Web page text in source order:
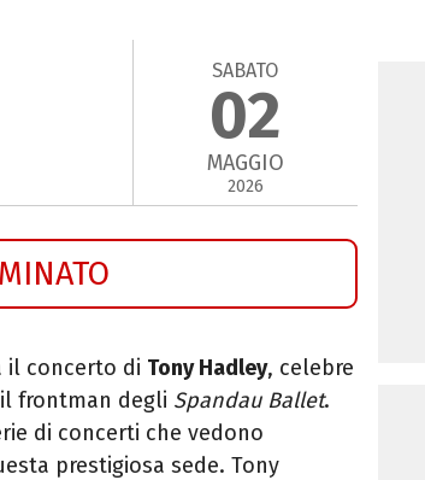
SABATO
02
MAGGIO
2026
il concerto di Tony Hadley, celebre
frontman degli Spandau Ballet.
di concerti che vedono
prestigiosa sede. Tony